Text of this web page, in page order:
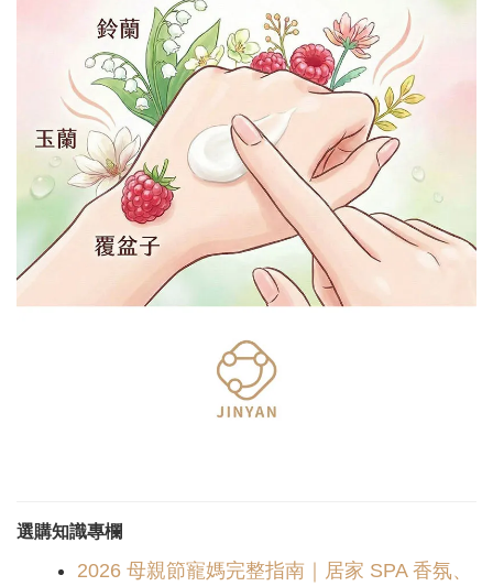
選購知識專欄
2026 母親節寵媽完整指南｜居家 SPA 香氛、